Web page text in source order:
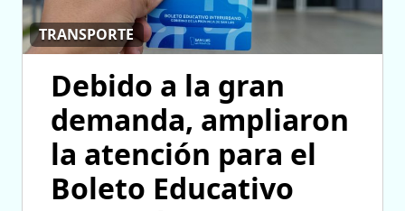
TRANSPORTE
Debido a la gran
demanda, ampliaron
la atención para el
Boleto Educativo